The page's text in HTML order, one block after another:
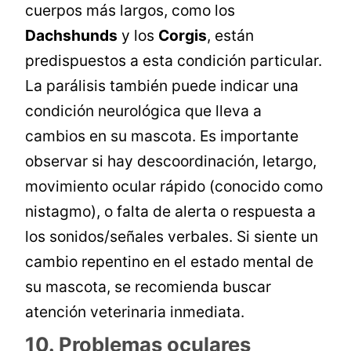
cuerpos más largos, como los
Dachshunds y los Corgis, están
predispuestos a esta condición particular.
La parálisis también puede indicar una
condición neurológica que lleva a
cambios en su mascota. Es importante
observar si hay descoordinación, letargo,
movimiento ocular rápido (conocido como
nistagmo), o falta de alerta o respuesta a
los sonidos/señales verbales. Si siente un
cambio repentino en el estado mental de
su mascota, se recomienda buscar
atención veterinaria inmediata.
10. Problemas oculares